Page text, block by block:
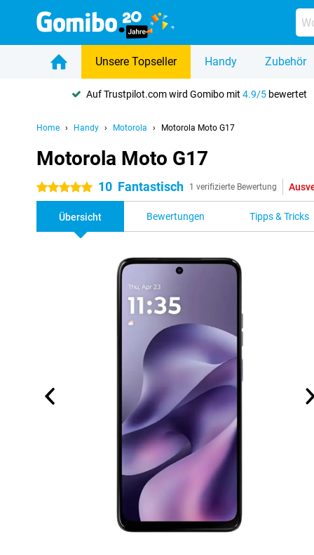
Unsere Topseller Handy Zubehör
Auf Trustpilot.com wird Gomibo mit4.9/5 bewertet
Home Handy Motorola Motorola Moto G17
Motorola Moto G17
5 Sterne 10 Fantastisch 1 verifizierte Bewertung
Übersicht Bewertungen Tipps & Tricks